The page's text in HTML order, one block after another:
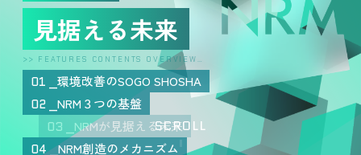
見据える未来
>> FEATURES CONTENTS OVERVIEW…
01
環境改善のSOGO SHOSHA
02
NRM３つの基盤
03
NRMが見据える未来
04
NRM創造のメカニズム
SCROLL